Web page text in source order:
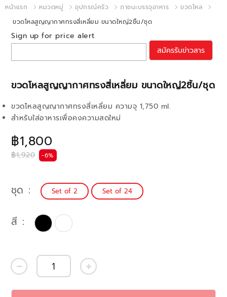
หน้าแรก หมวดหมู่ อุปกรณ์ครัว ภาชนะบรรจุอาหาร
ขวดโหล
ขวดโหลสูญญากาศทรงสี่เหลี่ยม ขนาดใหญ่2ชิ้น/ชุด
ขวดโหลสูญญากาศทรงสี่เหลี่ยม ขนาดใหญ่2ชิ้น/ชุด
฿1,800
฿1,920 -6%
ขวดโหลสูญญากาศทรงสี่เหลี่ยม ความจุ 1,750 ml.
สำหรับใส่อาหารเพื่อคงความสดใหม่
Sign up for price alert
สมัครรับข่าวสาร
ชุด Set of 2 Set of 24
สี